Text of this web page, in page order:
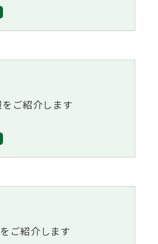
ご紹介します
ご紹介します